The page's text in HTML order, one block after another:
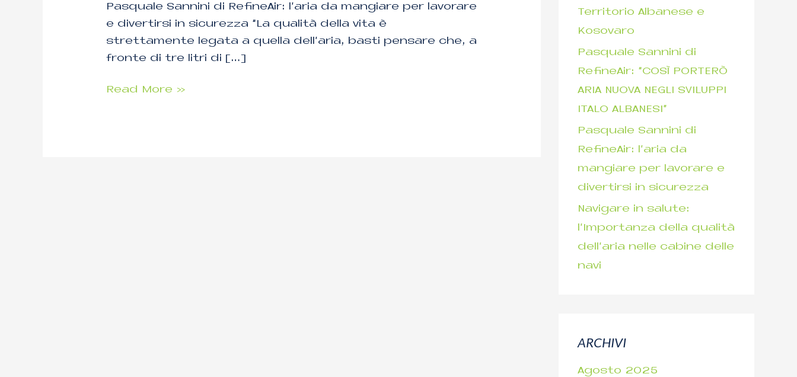
Pasquale Sannini di RefineAir: l’aria da mangiare per lavorare
e divertirsi in sicurezza “La qualità della vita è
strettamente legata a quella dell’aria, basti pensare che, a
fronte di tre litri di […]
ALBANESI”
Read More »
Territorio Albanese e
Kosovaro
Pasquale Sannini di
RefineAir: “COSÌ PORTERÒ
ARIA NUOVA NEGLI SVILUPPI
ITALO ALBANESI”
Pasquale Sannini di
RefineAir: l’aria da
mangiare per lavorare e
divertirsi in sicurezza
Navigare in salute:
l’Importanza della qualità
dell’aria nelle cabine delle
navi
ARCHIVI
Agosto 2025